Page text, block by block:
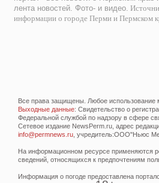
лента новостей. Фото- и видео.
информации о городе Перми и Пермском
Все права защищены. Любое использование
Выходные данные: Свидетельство о
Федеральной службой по надзору в сфере
Сетевое издание NewsPerm.ru, адрес
info@permnews.ru , учредитель:ООО"Ньюс
На информационном ресурсе применяются
сведений, относящихся к предпочтениям
Информация о погоде предоставлена